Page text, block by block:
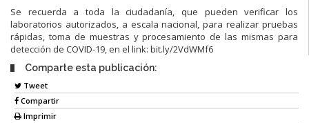
Se recuerda a toda la ciudadanía, que pueden verificar los
laboratorios autorizados, a escala nacional, para realizar pruebas
rápidas, toma de muestras y procesamiento de las mismas para
detección de COVID-19, en el link: bit.ly/2VdWMf6
Comparte esta publicación:
Tweet
Compartir
Imprimir